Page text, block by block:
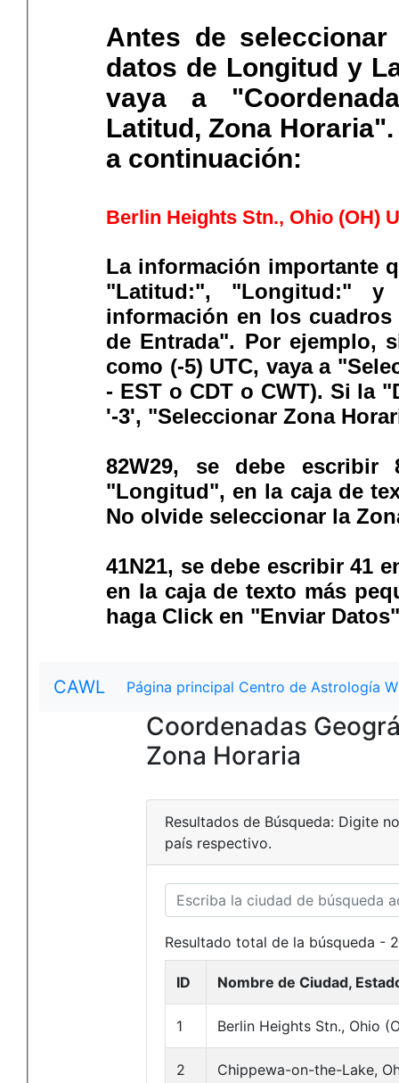
Antes de
datos de Longitud y
vaya a
Latitud, Zona
a continuación:
Berlin Heights Stn., Ohio (OH)
La información importante
"Latitud:", "Longitud:" y
información en los
de Entrada". Por ejemplo,
como (-5) UTC, vaya a
- EST o CDT o CWT). Si la
'-3', "Seleccionar Zona
82W29, se debe escribir 82 en el primer cuadro de texto
"Longitud", en la caja de
No olvide seleccionar la
41N21, se debe escribir 41 en el primer cuadro de texto "Latitud",
en la caja de texto más
haga Click en "Enviar